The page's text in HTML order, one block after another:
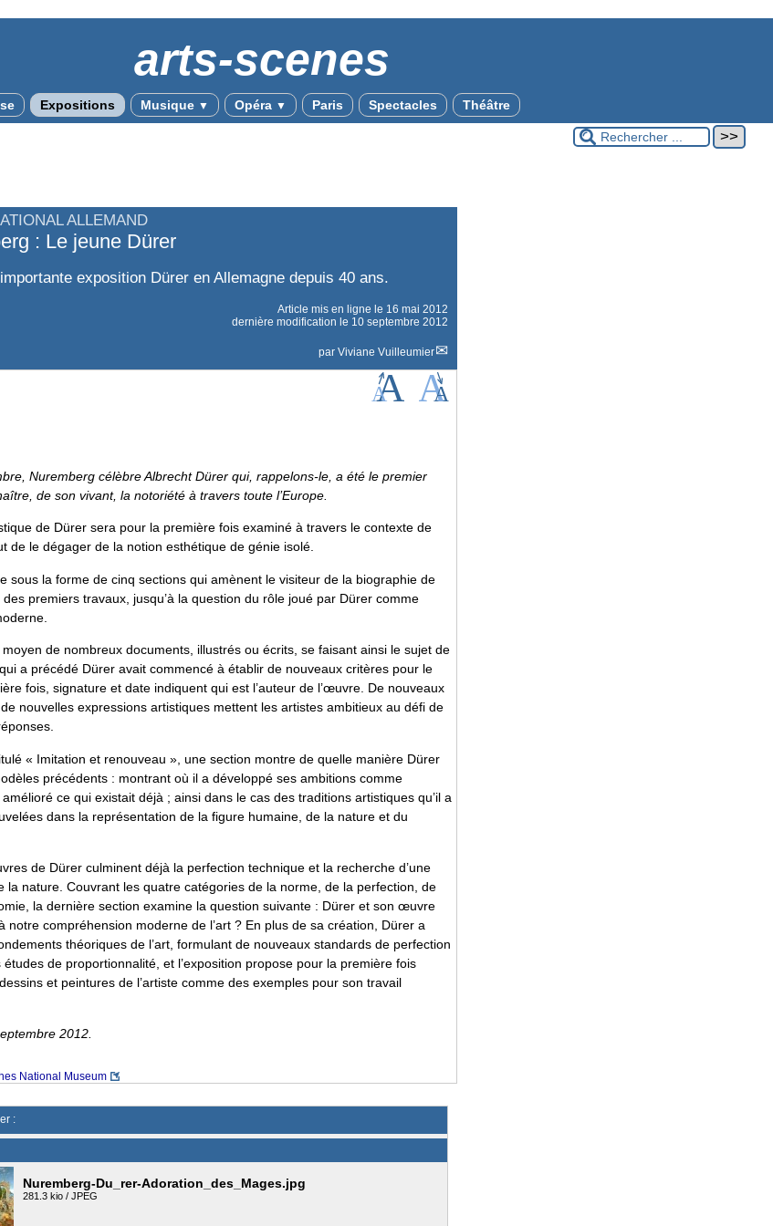
arts-scenes
Expositions Musique ▼ Opéra ▼ Paris Spectacles Théâtre
ALLEMAND
: Le jeune Dürer
exposition Dürer en Allemagne depuis 40 ans.
Article mis en ligne le 16 mai 2012
dernière modification le 10 septembre 2012
par Viviane Vuilleumier
Nuremberg célèbre Albrecht Dürer qui, rappelons-le, a été le premier
de son vivant, la notoriété à travers toute l’Europe.
de Dürer sera pour la première fois examiné à travers le contexte de
de le dégager de la notion esthétique de génie isolé.
sous la forme de cinq sections qui amènent le visiteur de la biographie de
des premiers travaux, jusqu’à la question du rôle joué par Dürer comme
moyen de nombreux documents, illustrés ou écrits, se faisant ainsi le sujet de
a précédé Dürer avait commencé à établir de nouveaux critères pour le
fois, signature et date indiquent qui est l’auteur de l’œuvre. De nouveaux
nouvelles expressions artistiques mettent les artistes ambitieux au défi de
« Imitation et renouveau », une section montre de quelle manière Dürer
précédents : montrant où il a développé ses ambitions comme
ce qui existait déjà ; ainsi dans le cas des traditions artistiques qu’il a
dans la représentation de la figure humaine, de la nature et du
de Dürer culminent déjà la perfection technique et la recherche d’une
la nature. Couvrant les quatre catégories de la norme, de la perfection, de
la dernière section examine la question suivante : Dürer et son œuvre
notre compréhension moderne de l’art ? En plus de sa création, Dürer a
théoriques de l’art, formulant de nouveaux standards de perfection
études de proportionnalité, et l’exposition propose pour la première fois
et peintures de l’artiste comme des exemples pour son travail
2012.
National Museum
:
Nuremberg-Du_rer-Adoration_des_Mages.jpg
281.3 kio / JPEG